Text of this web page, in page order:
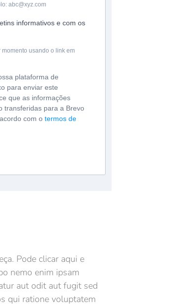
abc@xyz.com
informativos e com os
usando o link em
plataforma de
para enviar este
que as informações
transferidas para a Brevo
com o termos de
Pode clicar aqui e
nemo enim ipsam
aut odit aut fugit sed
qui ratione voluptatem